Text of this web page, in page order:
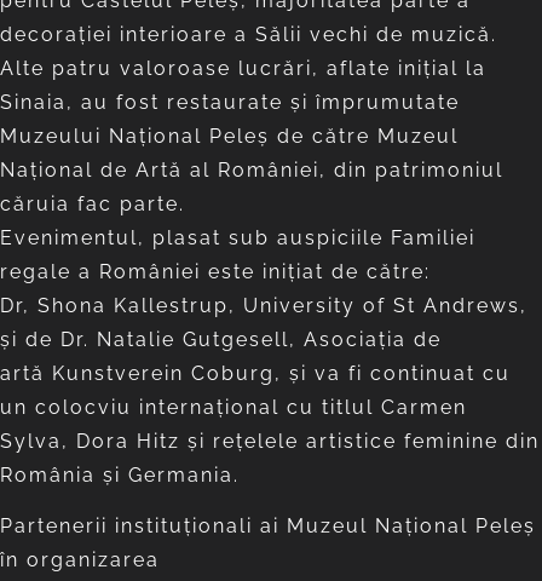
decorației interioare a Sălii vechi de muzică.
Alte patru valoroase lucrări, aflate inițial la
Sinaia, au fost restaurate și împrumutate
Muzeului Național Peleș de către Muzeul
Național de Artă al României, din patrimoniul
căruia fac parte.
Evenimentul, plasat sub auspiciile Familiei
regale a României este inițiat de către:
Dr, Shona Kallestrup, University of St Andrews,
și de Dr. Natalie Gutgesell, Asociația de
artă Kunstverein Coburg, și va fi continuat cu
un colocviu internațional cu titlul Carmen
Sylva, Dora Hitz și rețelele artistice feminine din
România și Germania.
Partenerii instituționali ai Muzeul Național Peleș
în organizarea